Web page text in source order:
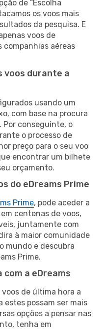
de “Escolha
os voos mais
da pesquisa. E
voos de
companhias aéreas
voos durante a
usando um
com base na procura
Por conseguinte, o
o processo de
preço para o seu voo
encontrar um bilhete
orçamento.
do eDreams Prime
Prime, pode aceder a
centenas de voos,
juntamente com
à maior comunidade
mundo e descubra
Prime.
a eDreams
de última hora a
estes possam ser mais
opções a pensar nas
tenha em